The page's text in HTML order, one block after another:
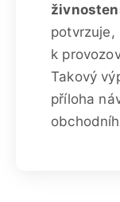
potvrzuje,
k
Takový
příloha